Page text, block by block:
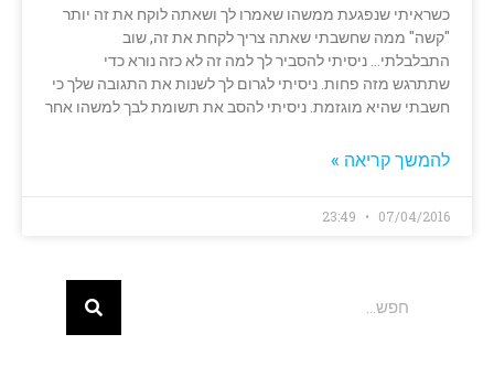
כשראיתי שנפגעת ממשהו שאמרו לך ושאתה לוקח את זה יותר
"קשה" ממה שחשבתי שאתה צריך לקחת את זה, שוב
התבלבלתי… ניסיתי להסביר לך למה זה לא כזה נורא כדי
שתתרגש מזה פחות. ניסיתי לגרום לך לשנות את התגובה שלך כי
חשבתי שהיא מוגזמת. ניסיתי להסב את תשומת לבך למשהו אחר
להמשך קריאה »
07/04/2016